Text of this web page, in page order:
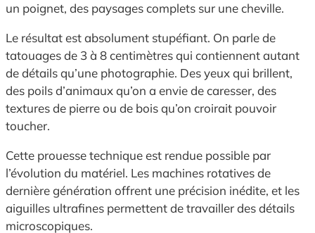
un poignet, des paysages complets sur une cheville.
Le résultat est absolument stupéfiant. On parle de
tatouages de 3 à 8 centimètres qui contiennent autant
de détails qu’une photographie. Des yeux qui brillent,
des poils d’animaux qu’on a envie de caresser, des
textures de pierre ou de bois qu’on croirait pouvoir
toucher.
Cette prouesse technique est rendue possible par
l’évolution du matériel. Les machines rotatives de
dernière génération offrent une précision inédite, et les
aiguilles ultrafines permettent de travailler des détails
microscopiques.